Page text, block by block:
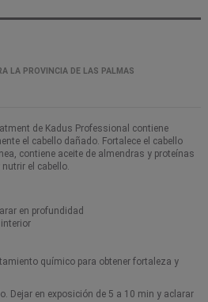
LA PROVINCIA DE LAS PALMAS
de Kadus Professional contiene
el cabello dañado. Fortalece el cabello
contiene aceite de almendras y proteínas
el cabello.
en profundidad
interior
químico para obtener fortaleza y
Dejar en exposición de 5 a 10 min y aclarar